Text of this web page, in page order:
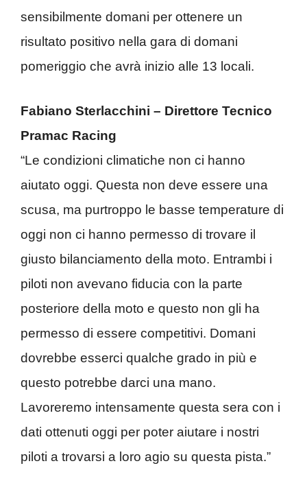
sensibilmente domani per ottenere un
risultato positivo nella gara di domani
pomeriggio che avrà inizio alle 13 locali.
Fabiano Sterlacchini – Direttore Tecnico
Pramac Racing
“Le condizioni climatiche non ci hanno
aiutato oggi. Questa non deve essere una
scusa, ma purtroppo le basse temperature di
oggi non ci hanno permesso di trovare il
giusto bilanciamento della moto. Entrambi i
piloti non avevano fiducia con la parte
posteriore della moto e questo non gli ha
permesso di essere competitivi. Domani
dovrebbe esserci qualche grado in più e
questo potrebbe darci una mano.
Lavoreremo intensamente questa sera con i
dati ottenuti oggi per poter aiutare i nostri
piloti a trovarsi a loro agio su questa pista.”